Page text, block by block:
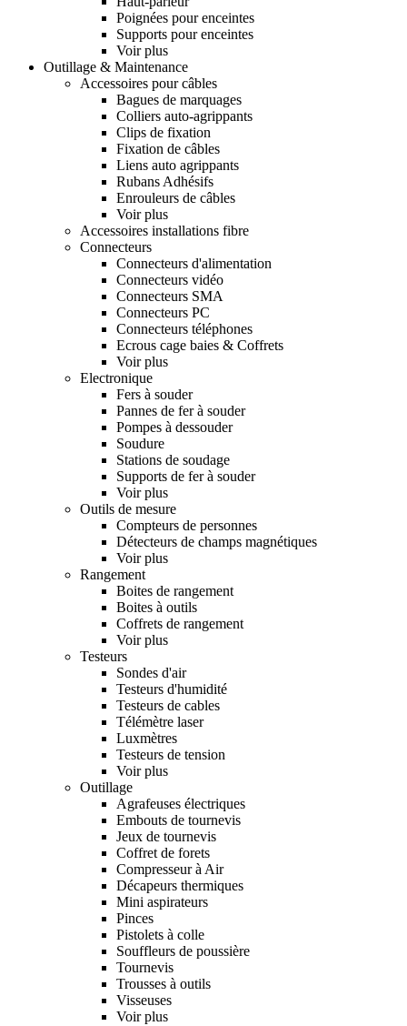
Poignées pour enceintes
Supports pour enceintes
Voir plus
Outillage & Maintenance
Accessoires pour câbles
Bagues de marquages
Colliers auto-agrippants
Clips de fixation
Fixation de câbles
Liens auto agrippants
Rubans Adhésifs
Enrouleurs de câbles
Voir plus
Accessoires installations fibre
Connecteurs
Connecteurs d'alimentation
Connecteurs vidéo
Connecteurs SMA
Connecteurs PC
Connecteurs téléphones
Ecrous cage baies & Coffrets
Voir plus
Electronique
Fers à souder
Pannes de fer à souder
Pompes à dessouder
Soudure
Stations de soudage
Supports de fer à souder
Voir plus
Outils de mesure
Compteurs de personnes
Détecteurs de champs magnétiques
Voir plus
Rangement
Boites de rangement
Boites à outils
Coffrets de rangement
Voir plus
Testeurs
Sondes d'air
Testeurs d'humidité
Testeurs de cables
Télémètre laser
Luxmètres
Testeurs de tension
Voir plus
Outillage
Agrafeuses électriques
Embouts de tournevis
Jeux de tournevis
Coffret de forets
Compresseur à Air
Décapeurs thermiques
Mini aspirateurs
Pinces
Pistolets à colle
Souffleurs de poussière
Tournevis
Trousses à outils
Visseuses
Voir plus